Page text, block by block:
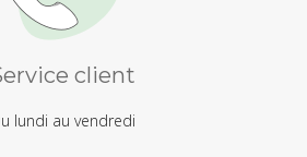
client
lundi au vendredi